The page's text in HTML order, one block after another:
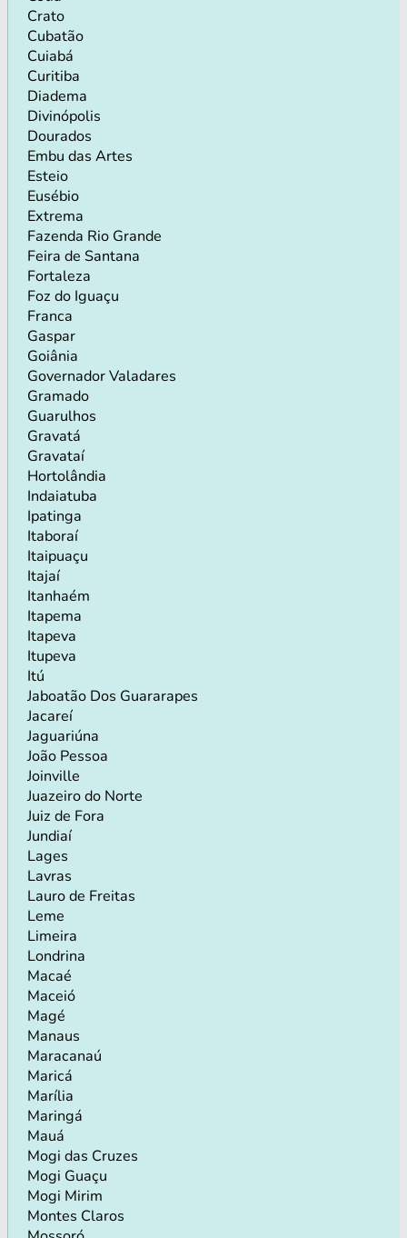
Crato
Cubatão
Cuiabá
Curitiba
Diadema
Divinópolis
Dourados
Embu das Artes
Esteio
Eusébio
Extrema
Fazenda Rio Grande
Feira de Santana
Fortaleza
Foz do Iguaçu
Franca
Gaspar
Goiânia
Governador Valadares
Gramado
Guarulhos
Gravatá
Gravataí
Hortolândia
Indaiatuba
Ipatinga
Itaboraí
Itaipuaçu
Itajaí
Itanhaém
Itapema
Itapeva
Itupeva
Itú
Jaboatão Dos Guararapes
Jacareí
Jaguariúna
João Pessoa
Joinville
Juazeiro do Norte
Juiz de Fora
Jundiaí
Lages
Lavras
Lauro de Freitas
Leme
Limeira
Londrina
Macaé
Maceió
Magé
Manaus
Maracanaú
Maricá
Marília
Maringá
Mauá
Mogi das Cruzes
Mogi Guaçu
Mogi Mirim
Montes Claros